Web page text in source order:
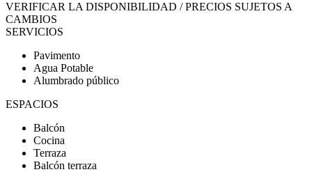
VERIFICAR LA DISPONIBILIDAD / PRECIOS SUJETOS A
CAMBIOS
SERVICIOS
Pavimento
Agua Potable
Alumbrado público
ESPACIOS
Balcón
Cocina
Terraza
Balcón terraza